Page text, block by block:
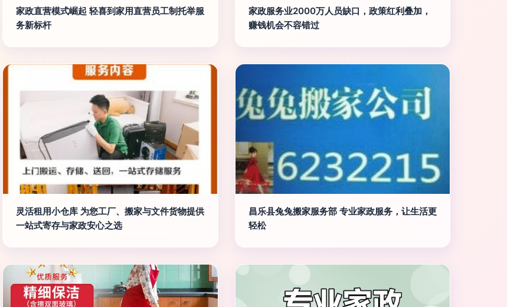
家政直营模式崛起 轻喜到家用直营员工制托举服
务新标杆
家政服务业2000万人员缺口，政策红利叠加，
赚钱机会不容错过
灵活租用小仓库 为您工厂、搬家与文件货物提供
一站式寄存与家政安心之选
昌乐县兔兔搬家服务部 专业家政服务，让生活更
轻松